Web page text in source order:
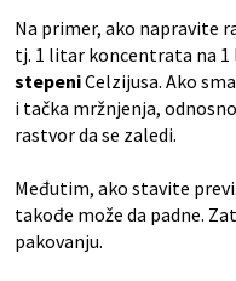
Na primer, ako napravite
tj. 1 litar koncentrata na
stepeniCelzijusa. Ako
i tačka mržnjenja,
rastvor da se zaledi.
Međutim, ako stavite
takođe može da padne.
pakovanju.